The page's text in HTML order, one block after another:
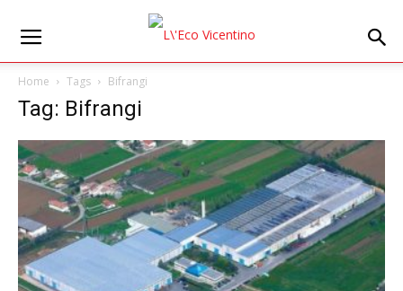
Home Tags Bifrangi
Tag: Bifrangi